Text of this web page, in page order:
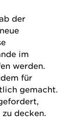
der
im
werden.
für
gemacht.
decken.